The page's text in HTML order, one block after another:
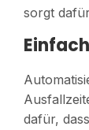
sorgt
dafür,